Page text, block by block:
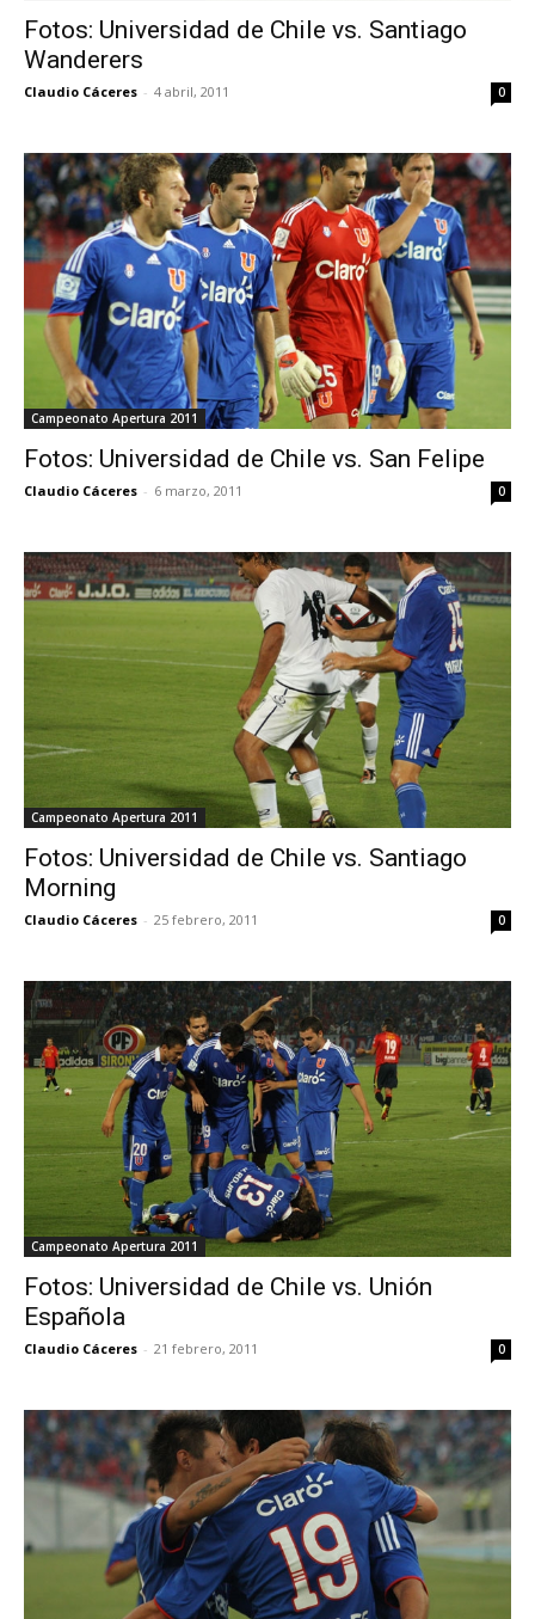
Fotos: Universidad de Chile vs. Santiago
Wanderers
Claudio Cáceres - 4 abril, 2011 0
Campeonato Apertura 2011
Fotos: Universidad de Chile vs. San Felipe
Claudio Cáceres - 6 marzo, 2011 0
Campeonato Apertura 2011
Fotos: Universidad de Chile vs. Santiago
Morning
Claudio Cáceres - 25 febrero, 2011 0
Campeonato Apertura 2011
Fotos: Universidad de Chile vs. Unión
Española
Claudio Cáceres - 21 febrero, 2011 0